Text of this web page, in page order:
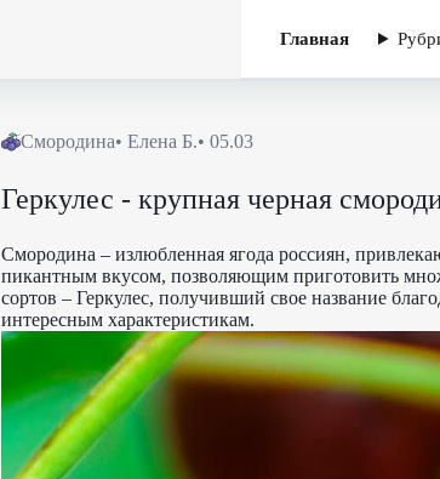
Главная
Смородина• Елена Б.• 05.03
Геркулес - крупная черная
Смородина – излюбленная ягода россиян,
пикантным вкусом, позволяющим приготовить
сортов – Геркулес, получивший свое название
интересным характеристикам.